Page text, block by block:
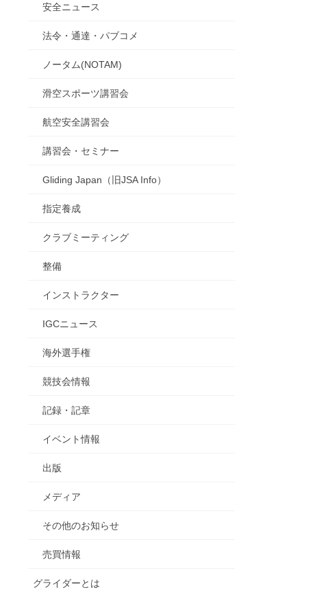
安全ニュース
法令・通達・パブコメ
ノータム(NOTAM)
滑空スポーツ講習会
航空安全講習会
講習会・セミナー
Gliding Japan（旧JSA Info）
指定養成
クラブミーティング
整備
インストラクター
IGCニュース
海外選手権
競技会情報
記録・記章
イベント情報
出版
メディア
その他のお知らせ
売買情報
グライダーとは